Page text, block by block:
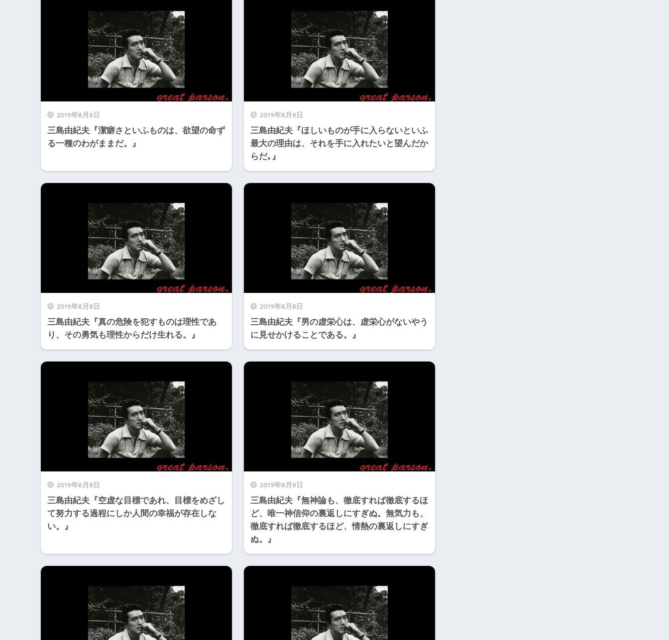
2019年8月8日
三島由紀夫『潔癖さといふものは、欲望の命ず
る一種のわがままだ。』
2019年8月8日
三島由紀夫『ほしいものが手に入らないといふ
最大の理由は、それを手に入れたいと望んだか
らだ｡』
2019年8月8日
三島由紀夫『真の危険を犯すものは理性であ
り、その勇気も理性からだけ生れる。』
2019年8月8日
三島由紀夫『男の虚栄心は、虚栄心がないやう
に見せかけることである。』
2019年8月8日
三島由紀夫『空虚な目標であれ、目標をめざし
て努力する過程にしか人間の幸福が存在しな
い。』
2019年8月8日
三島由紀夫『無神論も、徹底すれば徹底するほ
ど、唯一神信仰の裏返しにすぎぬ。無気力も、
徹底すれば徹底するほど、情熱の裏返しにすぎ
ぬ。』